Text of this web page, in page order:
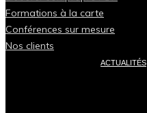
Formations à la carte
Conférences sur mesure
Nos clients
ACTUALITÉS